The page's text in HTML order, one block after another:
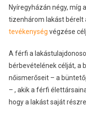
Nyíregyházán négy, míg
tizenhárom lakást bérelt
tevékenység végzése
A férfi a
bérbevételének célját, a
nőismerőseit – a
– , akik a férfi
hogy a lakást saját